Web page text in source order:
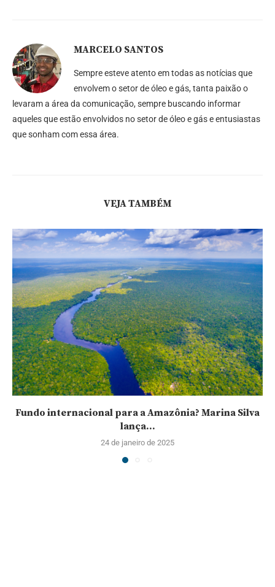
MARCELO SANTOS
Sempre esteve atento em todas as notícias que
envolvem o setor de óleo e gás, tanta paixão o
levaram a área da comunicação, sempre buscando informar
aqueles que estão envolvidos no setor de óleo e gás e entusiastas
que sonham com essa área.
VEJA TAMBÉM
Fundo internacional para a Amazônia? Marina Silva
lança...
24 de janeiro de 2025